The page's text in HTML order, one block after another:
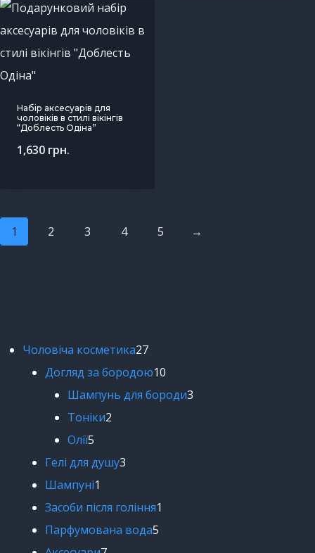
Набір аксесуарів для
чоловіків в стилі вікінгів
“Доблесть Одіна”
1,630 грн.
1 2 3 4 5 →
Чоловіча косметика27
Догляд за бородою10
Шампунь для бороди3
Тоніки2
Олії5
Гелі для душу3
Шампуні1
Засоби після гоління1
Парфумована вода5